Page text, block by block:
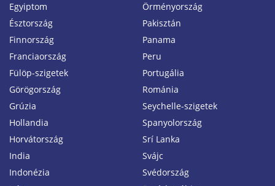
Egyiptom
Észtország
Finnország
Franciaország
Fülöp-szigetek
Görögország
Grúzia
Hollandia
Horvátország
India
Indonézia
Örményország
Pakisztán
Panama
Peru
Portugália
Románia
Seychelle-szigetek
Spanyolország
Srí Lanka
Svájc
Svédország